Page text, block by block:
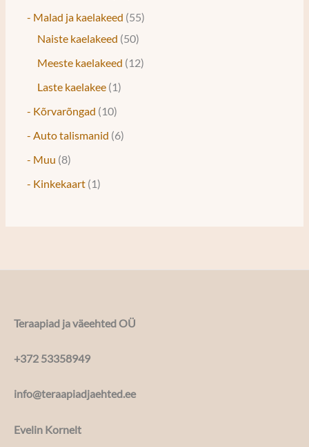
- Malad ja kaelakeed 55
Naiste kaelakeed 50
Meeste kaelakeed
12
Laste kaelakee 1
- Kõrvarõngad
10
- Auto talismanid 6
- Muu 8
- Kinkekaart 1
Teraapiad ja väeehted OÜ
+372 53358949
info@teraapiadjaehted.ee
Evelin Kornelt